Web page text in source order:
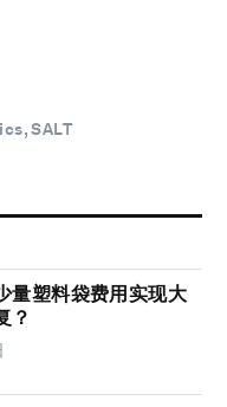
SALT
量塑料袋费用实现大
？